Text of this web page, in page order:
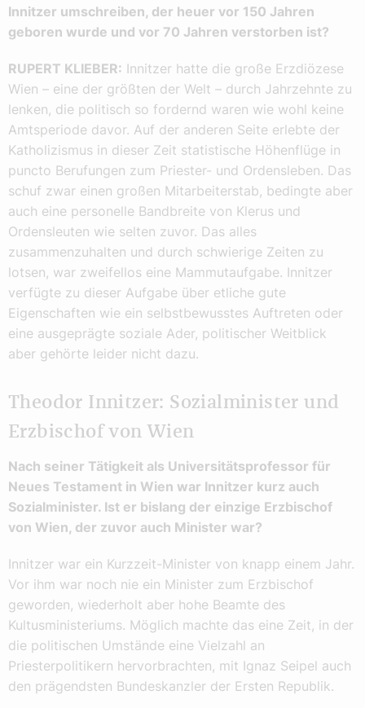
Innitzer umschreiben, der heuer vor 150 Jahren
geboren wurde und vor 70 Jahren verstorben ist?
RUPERT KLIEBER: Innitzer hatte die große Erzdiözese
Wien – eine der größten der Welt – durch Jahrzehnte zu
lenken, die politisch so fordernd waren wie wohl keine
Amtsperiode davor. Auf der anderen Seite erlebte der
Katholizismus in dieser Zeit statistische Höhenflüge in
puncto Berufungen zum Priester- und Ordensleben. Das
schuf zwar einen großen Mitarbeiterstab, bedingte aber
auch eine personelle Bandbreite von Klerus und
Ordensleuten wie selten zuvor. Das alles
zusammenzuhalten und durch schwierige Zeiten zu
lotsen, war zweifellos eine Mammutaufgabe. Innitzer
verfügte zu dieser Aufgabe über etliche gute
Eigenschaften wie ein selbstbewusstes Auftreten oder
eine ausgeprägte soziale Ader, politischer Weitblick
aber gehörte leider nicht dazu.
Theodor Innitzer: Sozialminister und
Erzbischof von Wien
Nach seiner Tätigkeit als Universitätsprofessor für
Neues Testament in Wien war Innitzer kurz auch
Sozialminister. Ist er bislang der einzige Erzbischof
von Wien, der zuvor auch Minister war?
Innitzer war ein Kurzzeit-Minister von knapp einem Jahr.
Vor ihm war noch nie ein Minister zum Erzbischof
geworden, wiederholt aber hohe Beamte des
Kultusministeriums. Möglich machte das eine Zeit, in der
die politischen Umstände eine Vielzahl an
Priesterpolitikern hervorbrachten, mit Ignaz Seipel auch
den prägendsten Bundeskanzler der Ersten Republik.